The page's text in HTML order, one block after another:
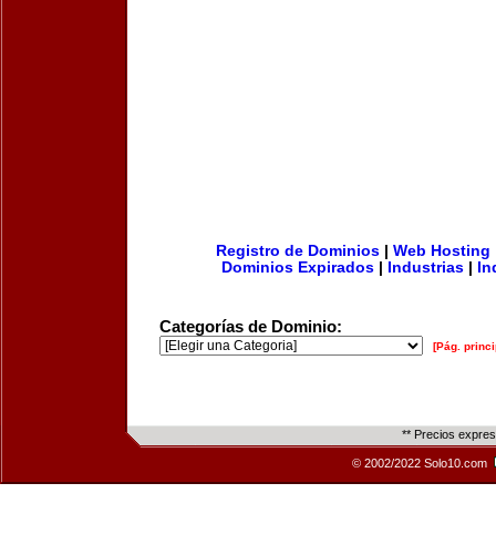
Registro de Dominios| Web Hosting
Dominios Expirados
Industrias
Categorías de Dominio:
[Pág.
** Precios
© 2002/2022 Solo10.com